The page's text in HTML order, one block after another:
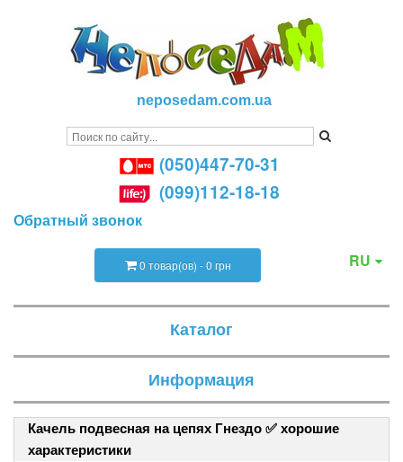
neposedam.com.ua
(050)447-70-31
(099)112-18-18
Обратный звонок
RU
0 товар(ов) - 0 грн
Каталог
Информация
Качель подвесная на цепях Гнездо ✅ хорошие
характеристики